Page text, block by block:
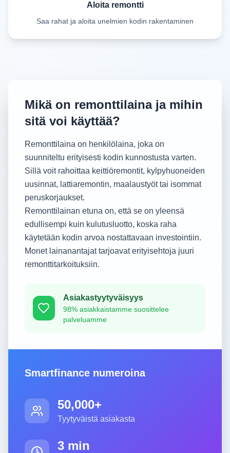
Aloita remontti
Saa rahat ja aloita unelmien kodin rakentaminen
Mikä on remonttilaina ja mihin
sitä voi käyttää?
Remonttilaina on henkilölaina, joka on
suunniteltu erityisesti kodin kunnostusta varten.
Sillä voit rahoittaa keittiöremontit, kylpyhuoneiden
uusinnat, lattiaremontin, maalaustyöt tai isommat
peruskorjaukset.
Remonttilainan etuna on, että se on yleensä
edullisempi kuin kulutusluotto, koska raha
käytetään kodin arvoa nostattavaan investointiin.
Monet lainanantajat tarjoavat erityisehtoja juuri
remonttitarkoituksiin.
Asiakastyytyväisyys
98% asiakkaistamme suosittelee
palveluamme
Smartfinance numeroina
50,000+
Tyytyväistä asiakasta
3 min